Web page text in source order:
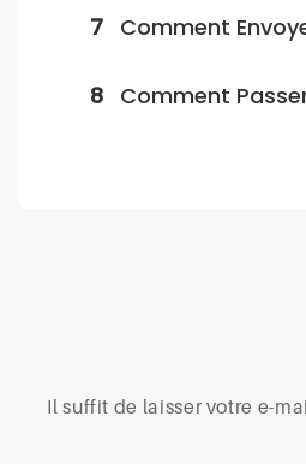
7 Comment
8 Comment
Il suffit de laisser votre e-